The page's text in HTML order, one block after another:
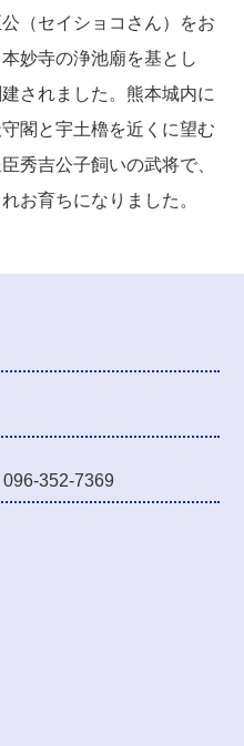
（セイショコさん）をお
妙寺の浄池廟を基とし
されました。熊本城内に
閣と宇土櫓を近くに望む
秀吉公子飼いの武将で、
お育ちになりました。
352-7369